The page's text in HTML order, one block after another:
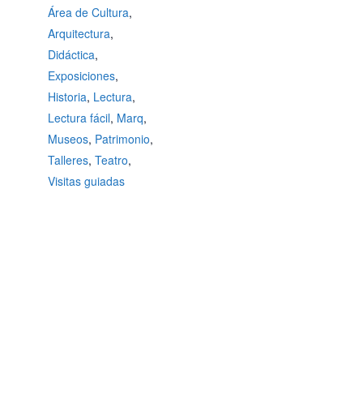
Área de Cultura,
Arquitectura,
Didáctica,
Exposiciones,
Historia, Lectura,
Lectura fácil, Marq,
Museos, Patrimonio,
Talleres, Teatro,
Visitas guiadas